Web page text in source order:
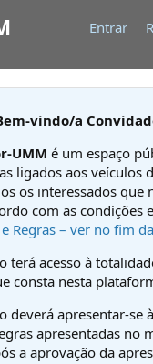
Entrar
vindo/a
UMM é um espaço
ligados aos veículos
os interessados que
com as condições
Regras – ver no fim
terá acesso à
consta nesta
deverá apresentar-se
apresentadas no
a aprovação da